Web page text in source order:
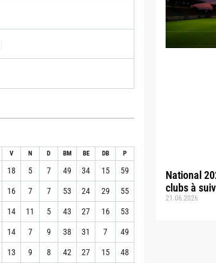
National
clubs à
21.06.2026
V N D BM BE DB P
18 5 7 49 34 15 59
16 7 7 53 24 29 55
14 11 5 43 27 16 53
14 7 9 38 31 7 49
13 9 8 42 27 15 48